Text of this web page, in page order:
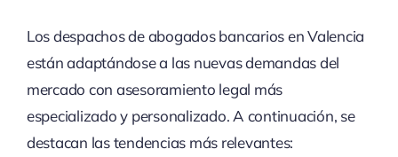
Los despachos de abogados bancarios en Valencia
están adaptándose a las nuevas demandas del
mercado con asesoramiento legal más
especializado y personalizado. A continuación, se
destacan las tendencias más relevantes: